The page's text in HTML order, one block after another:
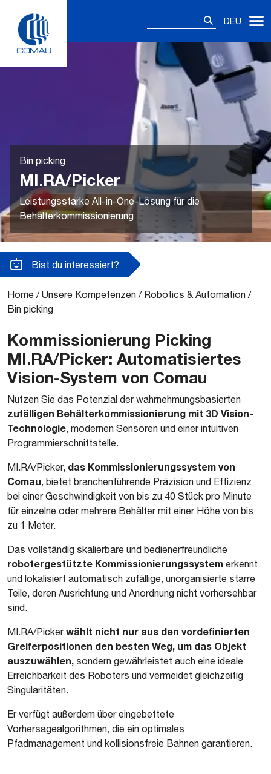
content
DEU
Bin picking
MI.RA/Picker
Leistungsstarke All-in-One-Lösung für die
Behälterkommissionierung
Bist du interessiert?
Home /Unsere Kompetenzen / Robotics & Automation /
Bin picking
Kommissionierung Picking
MI.RA/Picker: Automatisiertes
Vision-System von Comau
Nutzen Sie das Potenzial der wahrnehmungsbasierten
zufälligen Behälterkommissionierung mit 3D Vision-
Technologie, modernen Sensoren und einer intuitiven
Programmierschnittstelle.
MI.RA/Picker, das Kommissionierungssystem von
Comau, bietet branchenführende Präzision und Effizienz
bei einer Geschwindigkeit von bis zu 40 Stück pro Minute
für einzelne oder mehrere Behälter mit einer Höhe von bis
zu 1 Meter.
Das vollständig skalierbare und bedienerfreundliche
robotergestützte Kommissionierungssystem erkennt
und lokalisiert automatisch zufällige, unorganisierte starre
Teile, deren Ausrichtung und Anordnung nicht vorhersehbar
sind.
MI.RA/Pickerwählt nicht nur aus den vordefinierten
Greiferpositionen den besten Weg, um das Objekt
auszuwählen, sondern gewährleistet auch eine ideale
Erreichbarkeit des Roboters und vermeidet gleichzeitig
Singularitäten.
Er verfügt außerdem über eingebettete
Vorhersagealgorithmen, die ein optimales
Pfadmanagement und kollisionsfreie Bahnen garantieren.